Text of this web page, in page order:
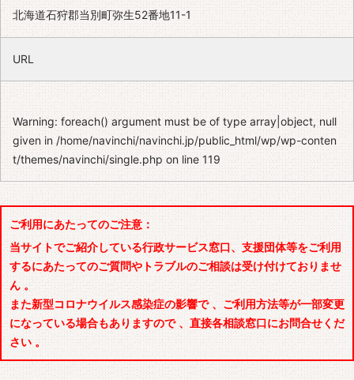
北海道石狩郡当別町弥生52番地11-1
URL
Warning: foreach() argument must be of type array|object, null
given in/home/navinchi/navinchi.jp/public_html/wp/wp-conten
t/themes/navinchi/single.php on line119
ご利用にあたってのご注意：
当サイトでご紹介している行政サービス窓口、支援団体等をご利用
するにあたってのご質問やトラブルのご相談は受け付けておりませ
ん 。
また新型コロナウイルス感染症の影響で 、ご利用方法等が一部変更
になっている場合もありますので 、直接各相談窓口にお問合せくだ
さい 。